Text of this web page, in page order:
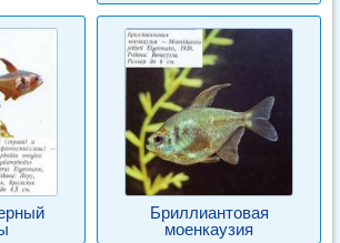
Бриллиантовая
моенкаузия